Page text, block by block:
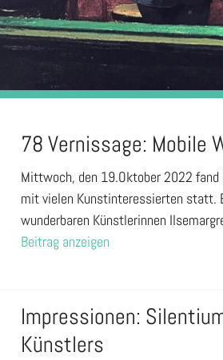
78 Vernissage: Mobile
Mittwoch, den 19.Oktober 2022
mit vielen Kunstinteressierten statt.
wunderbaren Künstlerinnen
Beitrag anzeigen
Impressionen:
Künstlers